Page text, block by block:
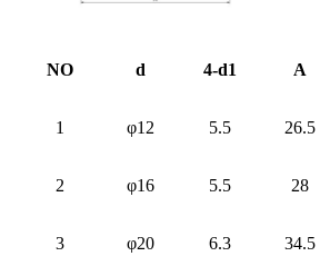
NO d 4-d1 A
1 φ12 5.5 26.5
2 φ16 5.5 28
3 φ20 6.3 34.5